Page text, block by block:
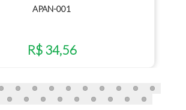
APAN-001
R$ 34,56